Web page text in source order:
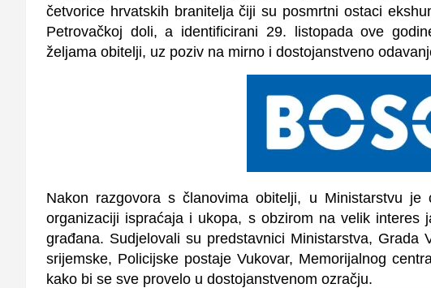
četvorice hrvatskih branitelja čiji su posmrtni ostaci
Petrovačkoj doli, a identificirani 29. listopada ove
željama obitelji, uz poziv na mirno i dostojanstveno
Nakon razgovora s članovima obitelji, u Ministarstvu
organizaciji ispraćaja i ukopa, s obzirom na velik interes
građana. Sudjelovali su predstavnici Ministarstva, Grada
srijemske, Policijske postaje Vukovar, Memorijalnog
kako bi se sve provelo u dostojanstvenom ozračju.